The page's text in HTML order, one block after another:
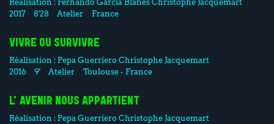
Réalisation : Fernando Garcia BlanèsChristophe Jacquemart
2017
8'28 Atelier France
VIVRE OU SURVIVRE
Réalisation : Pepa Guerriero Christophe Jacquemart
2016
9' Atelier Toulouse - France
L'AVENIR NOUS APPARTIENT
Réalisation : Pepa Guerriero Christophe Jacquemart